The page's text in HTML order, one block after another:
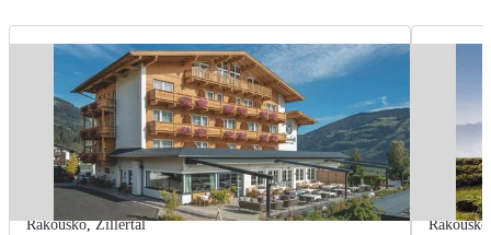
Rakousko,Zillertal Rakousko